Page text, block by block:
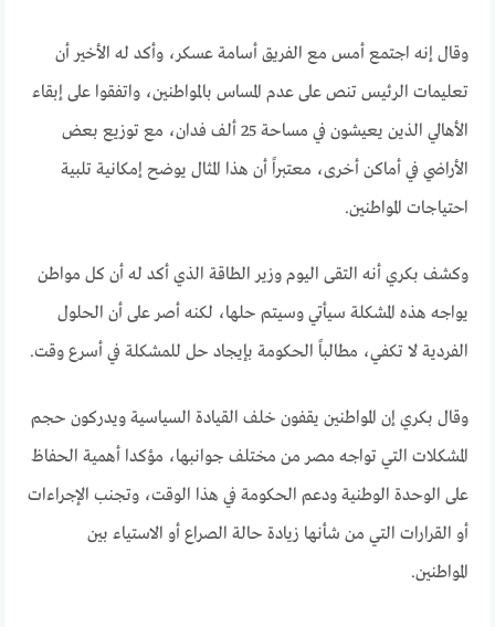
وقال إنه اجتمع أمس مع الفريق أسامة عسكر، وأكد له الأخير أن
تعليمات الرئيس تنص على عدم المساس بالمواطنين، واتفقوا على إبقاء
الأهالي الذين يعيشون في مساحة 25 ألف فدان، مع توزيع بعض
الأراضي في أماكن أخرى، معتبراً أن هذا المثال يوضح إمكانية تلبية
احتياجات المواطنين.
وكشف بكري أنه التقى اليوم وزير الطاقة الذي أكد له أن كل مواطن
يواجه هذه المشكلة سيأتي وسيتم حلها، لكنه أصر على أن الحلول
الفردية لا تكفي، مطالباً الحكومة بإيجاد حل للمشكلة في أسرع وقت.
وقال بكري إن المواطنين يقفون خلف القيادة السياسية ويدركون حجم
المشكلات التي تواجه مصر من مختلف جوانبها، مؤكدا أهمية الحفاظ
على الوحدة الوطنية ودعم الحكومة في هذا الوقت، وتجنب الإجراءات
أو القرارات التي من شأنها زيادة حالة الصراع أو الاستياء بين
المواطنين.